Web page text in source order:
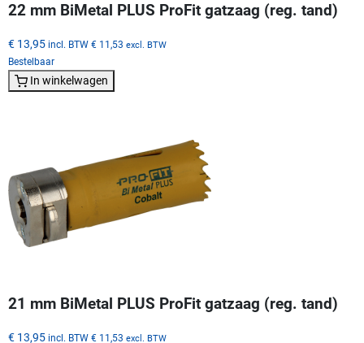
22 mm BiMetal PLUS ProFit gatzaag (reg. tand)
€ 13,95 incl. BTW € 11,53 excl. BTW
Bestelbaar
In winkelwagen
21 mm BiMetal PLUS ProFit gatzaag (reg. tand)
€ 13,95 incl. BTW € 11,53 excl. BTW